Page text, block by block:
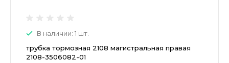
В наличии: 1 шт.
трубка тормозная 2108 магистральная правая
2108-3506082-01